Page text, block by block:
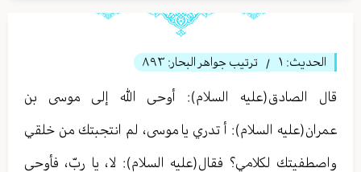
الحديث: ١ / ترتيب جواهر البحار: ٨٩٣
قال الصادق(عليه السلام): أوحى الله إلى موسى بن
عمران(عليه السلام): أ تدري يا موسى، لم انتجبتك من خلقي
واصطفيتك لكلامي؟ فقال(عليه السلام): لا، يا ربّ، فأوحى